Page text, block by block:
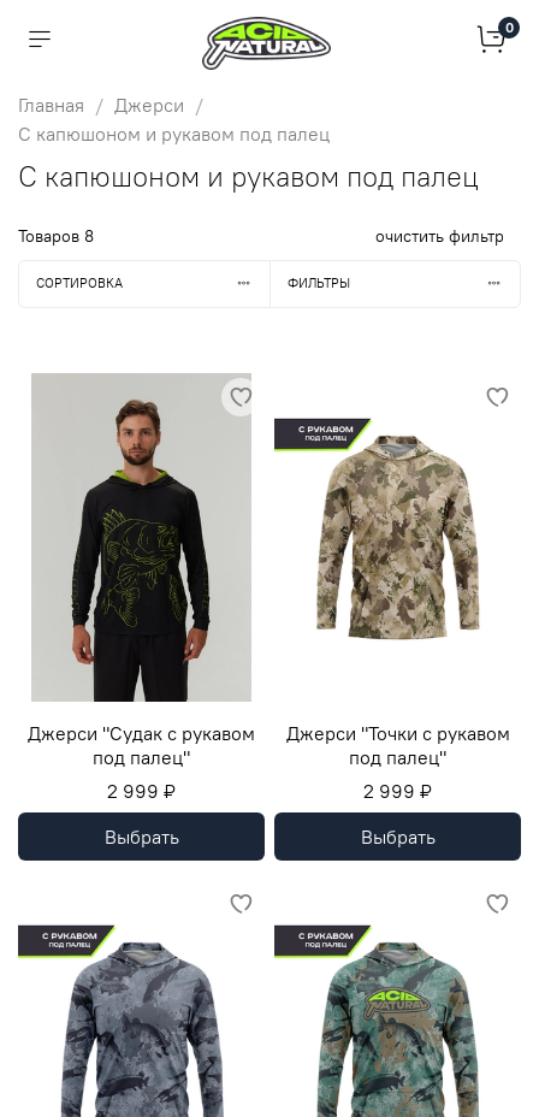
0
Главная
Джерси
С капюшоном и рукавом под палец
С капюшоном и рукавом под палец
Товаров 8 очистить фильтр
СОРТИРОВКА ФИЛЬТРЫ
Джерси "Судак с рукавом
под палец"
2 999 ₽
Выбрать
Джерси "Точки с рукавом
под палец"
2 999 ₽
Выбрать